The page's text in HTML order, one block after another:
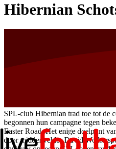
Hibernian
SPL-club Hibernian trad toe tot de
begonnen hun campagne tegen
Easter Road. Het enige doelpunt
door middenvelder David